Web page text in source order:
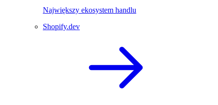
Największy ekosystem handlu
Shopify.dev